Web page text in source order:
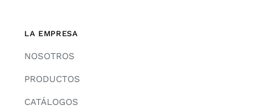
LA EMPRESA
NOSOTROS
PRODUCTOS
CATÁLOGOS